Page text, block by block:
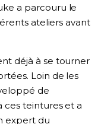
a parcouru le
ateliers avant
déjà à se tourner
Loin de les
de
ces teintures et a
expert du